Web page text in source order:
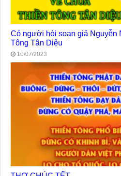
Có người hỏi soạn giả Nguyễn
Tông Tân Diệu
10/07/2023